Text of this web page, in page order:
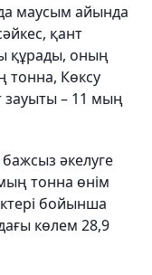
маусым айында
қант
құрады, оның
тонна, Көксу
зауыты – 11 мың
әкелуге
тонна өнім
бойынша
көлем 28,9